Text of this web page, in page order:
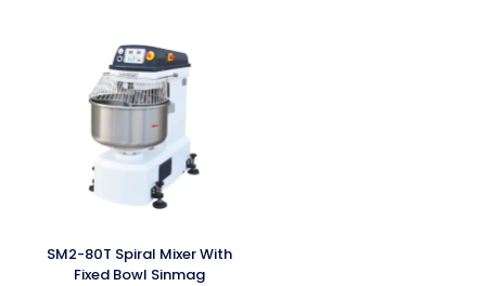
SM2-80T Spiral Mixer With
Fixed Bowl Sinmag